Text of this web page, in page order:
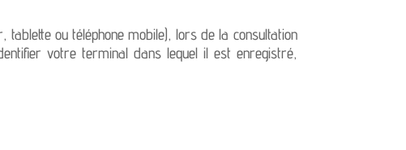
ou téléphone mobile), lors de la consultation
votre terminal dans lequel il est enregistré,